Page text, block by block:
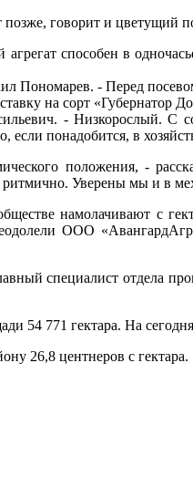
говорит и цветущий
способен в
Пономарев. - Перед
на сорт «Губернатор
- Низкорослый. С
понадобится, в
положения, -
Уверены мы и в
намолачивают с
ООО
специалист отдела
54 771 гектара. На
26,8 центнеров с гектара.